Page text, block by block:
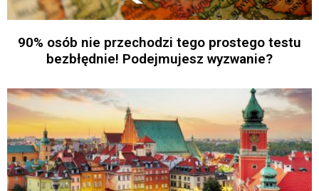
90% osób nie przechodzi tego prostego testu
bezbłędnie! Podejmujesz wyzwanie?